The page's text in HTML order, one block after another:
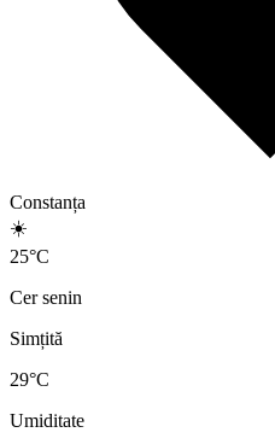
Constanța
☀️
25°C
Cer senin
Simțită
29°C
Umiditate